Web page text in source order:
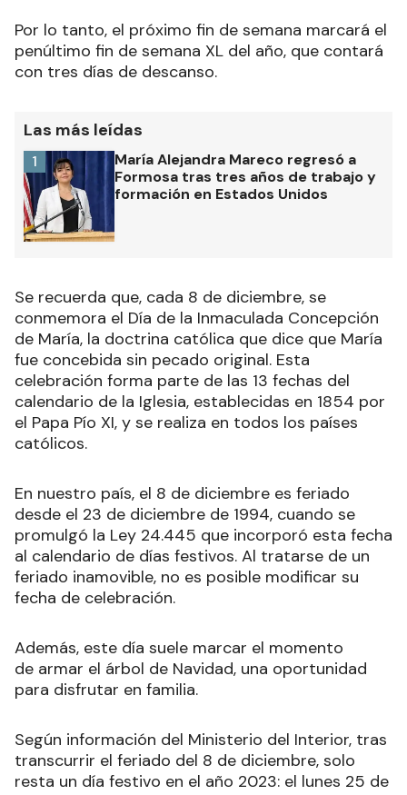
Por lo tanto, el próximo fin de semana marcará el
penúltimo fin de semana XL del año, que contará
con tres días de descanso.
Las más leídas
María Alejandra Mareco regresó a
Formosa tras tres años de trabajo y
formación en Estados Unidos
1
Se recuerda que, cada 8 de diciembre, se
conmemora el Día de la Inmaculada Concepción
de María, la doctrina católica que dice que María
fue concebida sin pecado original. Esta
celebración forma parte de las 13 fechas del
calendario de la Iglesia, establecidas en 1854 por
el Papa Pío XI, y se realiza en todos los países
católicos.
En nuestro país, el 8 de diciembre es feriado
desde el 23 de diciembre de 1994, cuando se
promulgó la Ley 24.445 que incorporó esta fecha
al calendario de días festivos. Al tratarse de un
feriado inamovible, no es posible modificar su
fecha de celebración.
Además, este día suele marcar el momento
de armar el árbol de Navidad, una oportunidad
para disfrutar en familia.
Según información del Ministerio del Interior, tras
transcurrir el feriado del 8 de diciembre, solo
resta un día festivo en el año 2023: el lunes 25 de